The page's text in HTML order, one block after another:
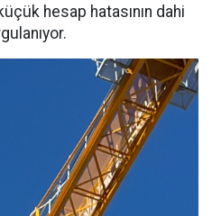
hesap hatasının dahi